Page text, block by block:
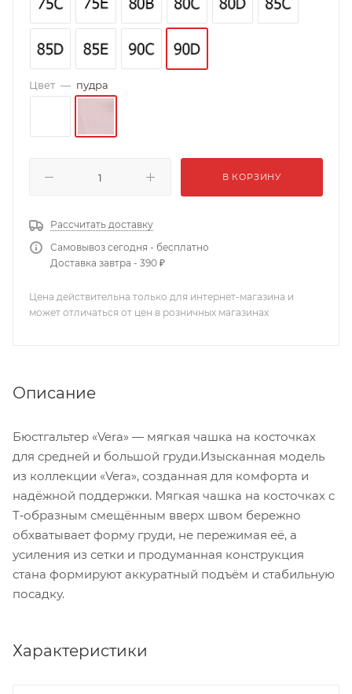
Цвет — пудра
В КОРЗИНУ
Рассчитать доставку
Самовывоз сегодня - бесплатно
Доставка завтра - 390 ₽
Цена действительна только для интернет-магазина и
может отличаться от цен в розничных магазинах
Описание
Бюстгальтер «Vera» — мягкая чашка на косточках
для средней и большой груди.Изысканная модель
из коллекции «Vera», созданная для комфорта и
надёжной поддержки. Мягкая чашка на косточках с
T‑образным смещённым вверх швом бережно
обхватывает форму груди, не пережимая её, а
усиления из сетки и продуманная конструкция
стана формируют аккуратный подъём и стабильную
посадку.
Характеристики